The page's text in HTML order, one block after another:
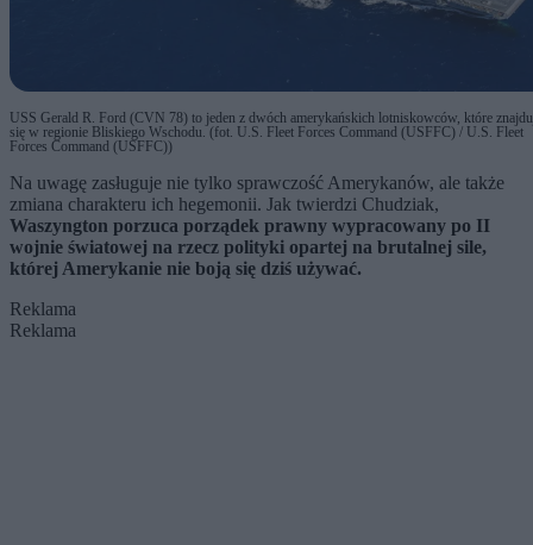
USS Gerald R. Ford (CVN 78) to jeden z dwóch amerykańskich lotniskowców, które
się w regionie Bliskiego Wschodu. (fot. U.S. Fleet Forces Command (USFFC) / U.S. Fleet
Forces Command (USFFC))
Na uwagę zasługuje nie tylko sprawczość Amerykanów, ale także
zmiana charakteru ich hegemonii. Jak twierdzi Chudziak,
Waszyngton porzuca porządek prawny wypracowany po II
wojnie światowej na rzecz polityki opartej na brutalnej sile,
której Amerykanie nie boją się dziś używać.
Reklama
Reklama